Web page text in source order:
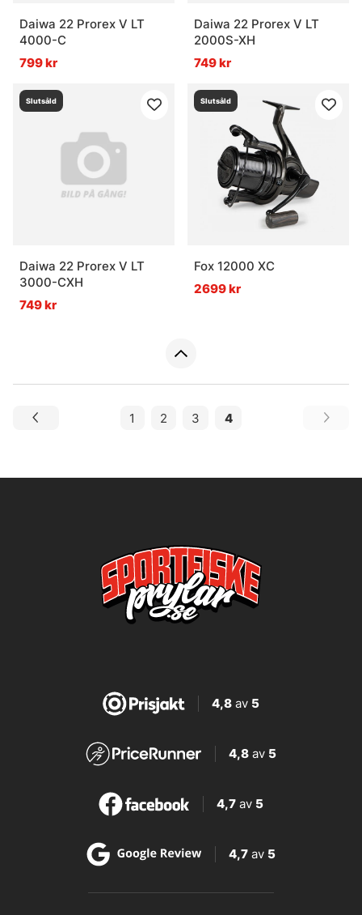
Daiwa 22 Prorex V LT
4000-C
799 kr
Daiwa 22 Prorex V LT
2000S-XH
749 kr
Slutsåld
Daiwa 22 Prorex V LT
3000-CXH
749 kr
Slutsåld
Fox 12000 XC
2699 kr
1 2 3 4
4,8av 5
4,8 av 5
4,7 av 5
4,7 av 5